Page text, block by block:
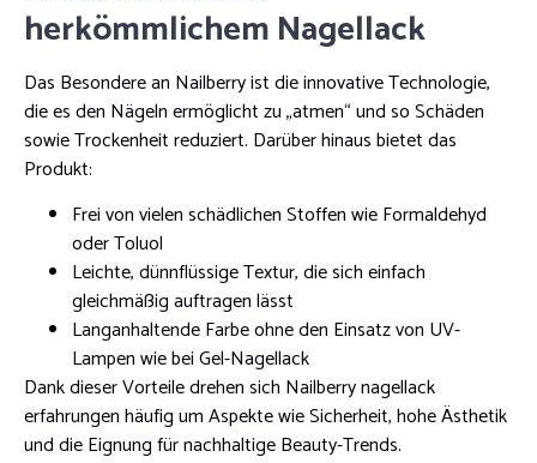
herkömmlichem Nagellack
Das Besondere an Nailberry ist die innovative Technologie,
die es den Nägeln ermöglicht zu „atmen“ und so Schäden
sowie Trockenheit reduziert. Darüber hinaus bietet das
Produkt:
Frei von vielen schädlichen Stoffen wie Formaldehyd
oder Toluol
Leichte, dünnflüssige Textur, die sich einfach
gleichmäßig auftragen lässt
Langanhaltende Farbe ohne den Einsatz von UV-
Lampen wie bei Gel-Nagellack
Dank dieser Vorteile drehen sich Nailberry nagellack
erfahrungen häufig um Aspekte wie Sicherheit, hohe Ästhetik
und die Eignung für nachhaltige Beauty-Trends.